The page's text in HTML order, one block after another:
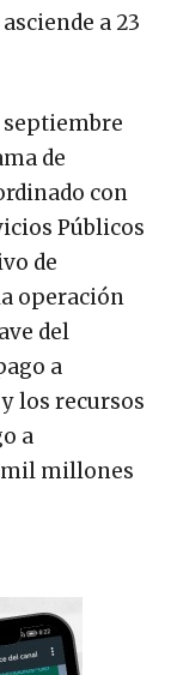
a 23
septiembre
de
con
Públicos
de
operación
del
a
los recursos
a
mil millones